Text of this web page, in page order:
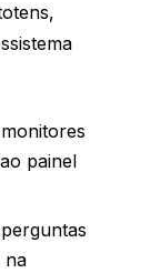
painel
na